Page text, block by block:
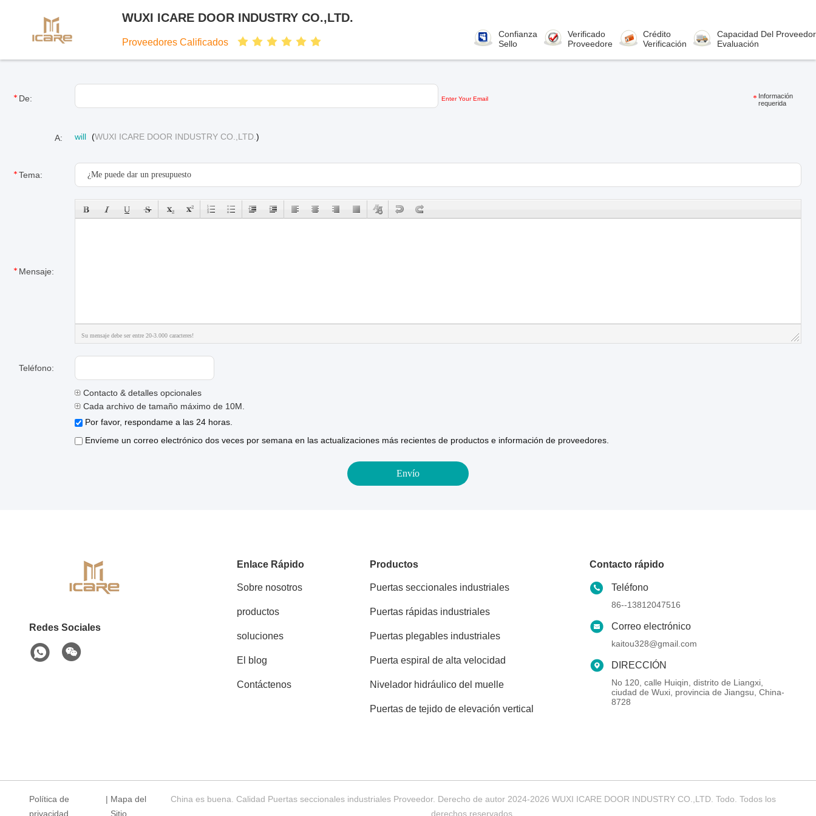
WUXI ICARE DOOR INDUSTRY CO.,LTD.
Proveedores Calificados
Confianza
Sello
Verificado
Proveedore
Crédito
Verificación
Capacidad Del Proveedor
Evaluación
De: Enter Your Email
Información
requerida
A: will (WUXI ICARE DOOR INDUSTRY CO.,LTD.)
Tema:
Mensaje:
Su mensaje debe ser entre 20-3.000 caracteres!
Teléfono:
Contacto & detalles opcionales
Cada archivo de tamaño máximo de 10M.
Por favor, respondame a las 24 horas.
Envíeme un correo electrónico dos veces por semana en las actualizaciones más recientes de productos e información de proveedores.
Redes Sociales
Enlace Rápido
Sobre nosotros
productos
soluciones
El blog
Contáctenos
Productos
Puertas seccionales industriales
Puertas rápidas industriales
Puertas plegables industriales
Puerta espiral de alta velocidad
Nivelador hidráulico del muelle
Puertas de tejido de elevación vertical
Contacto rápido
Teléfono
86--13812047516
Correo electrónico
kaitou328@gmail.com
DIRECCIÓN
No 120, calle Huiqin, distrito de Liangxi,
ciudad de Wuxi, provincia de Jiangsu, China-
8728
Política de
privacidad
| Mapa del
Sitio
China es buena. Calidad Puertas seccionales industriales Proveedor. Derecho de autor 2024-2026 WUXI ICARE DOOR INDUSTRY CO.,LTD. Todo. Todos los
derechos reservados.